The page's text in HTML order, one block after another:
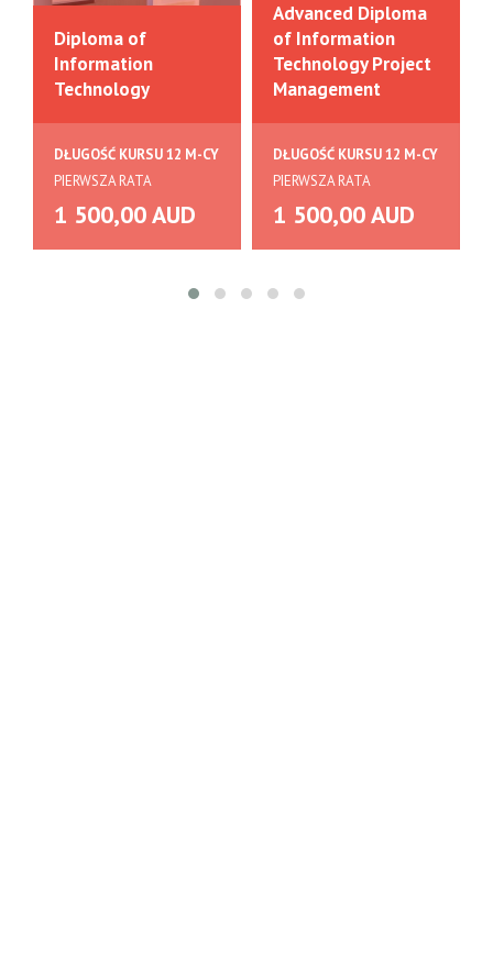
Diploma of
Information
Technology
DŁUGOŚĆ KURSU 12 M-CY
PIERWSZA RATA
1 500,00 AUD
Advanced Diploma
of Information
Technology Project
Management
DŁUGOŚĆ KURSU 12 M-CY
PIERWSZA RATA
1 500,00 AUD